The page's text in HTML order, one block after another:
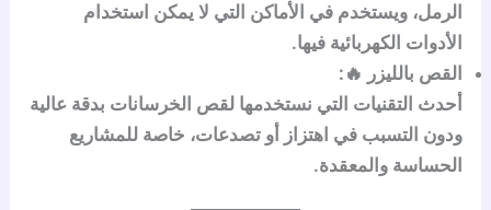
الرمل، ويستخدم في الأماكن التي لا يمكن استخدام
الأدوات الكهربائية فيها.
القص بالليزر 🔥:
أحدث التقنيات التي نستخدمها لقص الخرسانات بدقة عالية
ودون التسبب في اهتزاز أو تصدعات، خاصة للمشاريع
الحساسة والمعقدة.